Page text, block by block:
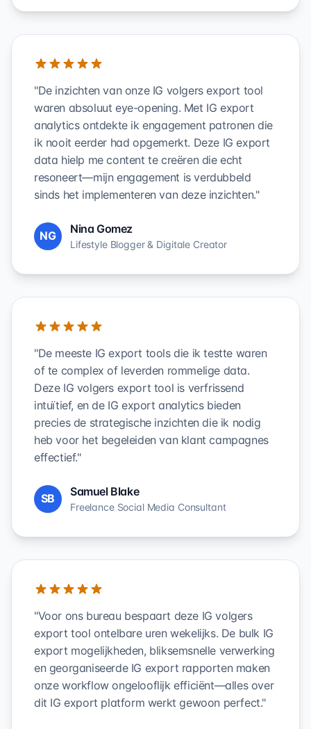
"De inzichten van onze IG volgers export tool
waren absoluut eye-opening. Met IG export
analytics ontdekte ik engagement patronen die
ik nooit eerder had opgemerkt. Deze IG export
data hielp me content te creëren die echt
resoneert—mijn engagement is verdubbeld
sinds het implementeren van deze inzichten."
NG Nina Gomez
Lifestyle Blogger & Digitale Creator
"De meeste IG export tools die ik testte waren
of te complex of leverden rommelige data.
Deze IG volgers export tool is verfrissend
intuïtief, en de IG export analytics bieden
precies de strategische inzichten die ik nodig
heb voor het begeleiden van klant campagnes
effectief."
SB Samuel Blake
Freelance Social Media Consultant
"Voor ons bureau bespaart deze IG volgers
export tool ontelbare uren wekelijks. De bulk IG
export mogelijkheden, bliksemsnelle verwerking
en georganiseerde IG export rapporten maken
onze workflow ongelooflijk efficiënt—alles over
dit IG export platform werkt gewoon perfect."